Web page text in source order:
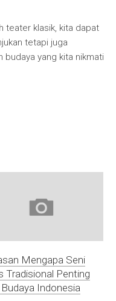
teater klasik, kita dapat
tetapi juga
budaya yang kita nikmati
Mengapa Seni
Tradisional Penting
Budaya Indonesia